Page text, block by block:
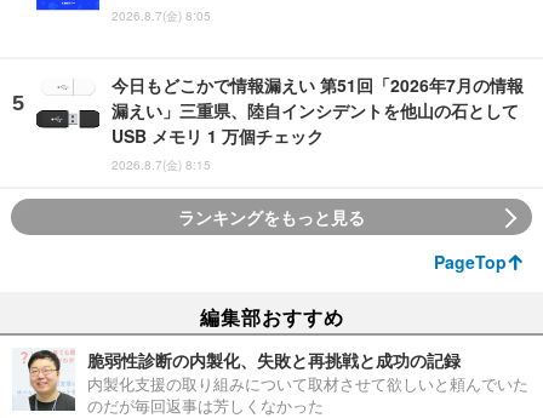
2026.8.7(金) 8:05
今日もどこかで情報漏えい 第51回「2026年7月の情報
漏えい」三重県、陸自インシデントを他山の石として
USB メモリ 1 万個チェック
2026.8.7(金) 8:15
ランキングをもっと見る
PageTop
編集部おすすめ
脆弱性診断の内製化、失敗と再挑戦と成功の記録
内製化支援の取り組みについて取材させて欲しいと頼んでいた
のだが毎回返事は芳しくなかった